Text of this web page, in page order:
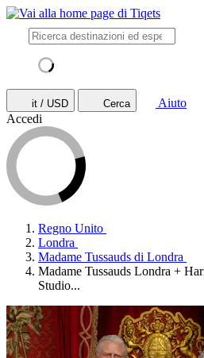
it / USD Cerca
Aiuto
Accedi
Regno Unito
Londra
Madame Tussauds di Londra
Madame Tussauds Londra +
Studio...